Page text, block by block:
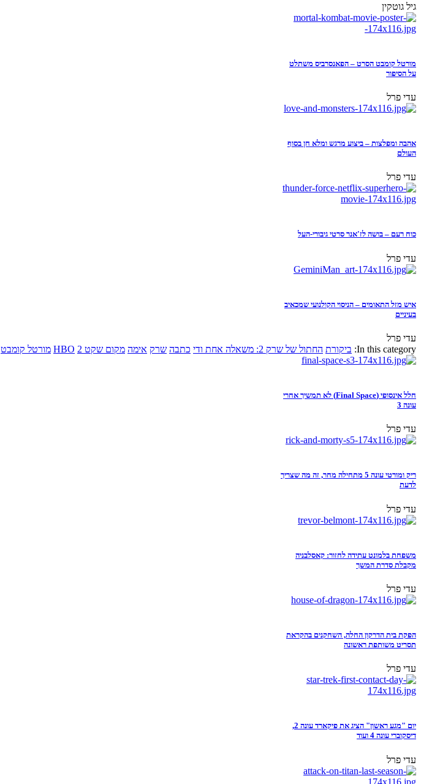
גיל גוטקין
מורטל קומבט הסרט – הפאנסרביס משתלט
על הסיפור
עדי פרל
אהבה ומפלצות – ביצוע מרגש ומלא חן בסוף
העולם
עדי פרל
כוח רעם – בושה לז'אנר סרטי גיבורי-העל
עדי פרל
איש מזל התאומים – הניסוי הקולנועי שמכאיב
בעיניים
עדי פרל
In this category: ביקורת החתול של שרק 2: משאלה אחת ודי כתבה שרק אימה מקום שקט 2 HBO מורטל קומבט
חלל אינסופי (Final Space) לא תמשיך אחרי
עונה 3
עדי פרל
ריק ומורטי עונה 5 מתחילה מחר, זה מה שצריך
לדעת
עדי פרל
משפחת בלמונט עתידה לחזור: קאסלבניה
מקבלת סדרת המשך
עדי פרל
הפקת בית הדרקון החלה, השחקנים בהקראת
תסריט משותפת ראשונה
עדי פרל
יום "מגע ראשון" הציג את פיקארד עונה 2,
דיסקוברי עונה 4 ועוד
עדי פרל